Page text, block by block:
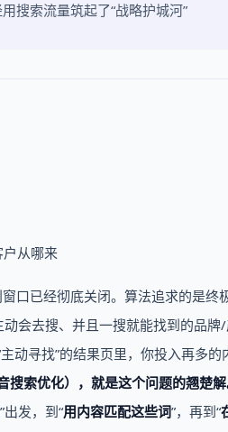
搜索流量筑起了“战略护城河”
从哪来
口已经彻底关闭。算法追求的是终
会去搜、并且一搜就能找到的品
动寻找”的结果页里，你投入再多
搜索优化），就是这个问题的翘楚解
”出发，到“用内容匹配这些词”，再到“